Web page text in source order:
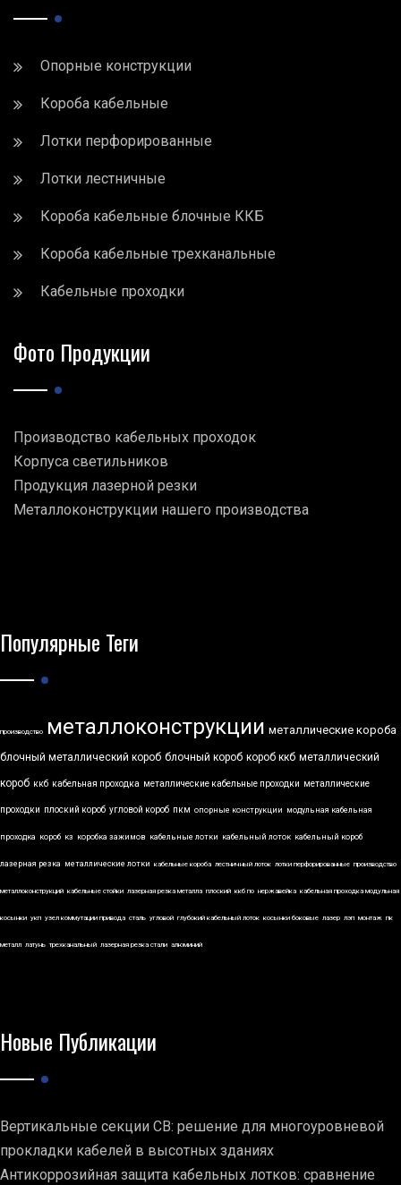
Опорные конструкции
Короба кабельные
Лотки перфорированные
Лотки лестничные
Короба кабельные блочные ККБ
Короба кабельные трехканальные
Кабельные проходки
Фото Продукции
Производство кабельных проходок
Корпуса светильников
Продукция лазерной резки
Металлоконструкции нашего производства
Популярные Теги
производство металлоконструкции металлические короба
блочный металлический короб блочный короб короб ккб металлический
короб ккб кабельная проходка металлические кабельные проходки металлические
проходки плоский короб угловой короб пкм опорные конструкции модульная кабельная
проходка короб кз коробка зажимов кабельные лотки кабельный лоток кабельный короб
лазерная резка металлические лотки кабельные короба лестничный лоток лотки перфорированные производство
металлоконструкций кабельные стойки лазерная резка металла плоский ккб по нержавейка кабельная проходка модульная
косынки укп узел коммутации привода сталь угловой глубокий кабельный лоток косынки боковые лазер лэп монтаж пк
металл латунь трехканальный лазерная резка стали алюминий
Новые Публикации
Вертикальные секции СВ: решение для многоуровневой
прокладки кабелей в высотных зданиях
Антикоррозийная защита кабельных лотков: сравнение